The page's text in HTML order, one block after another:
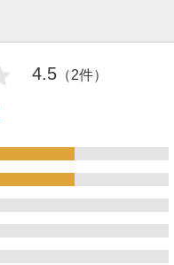
4.5 （2件）